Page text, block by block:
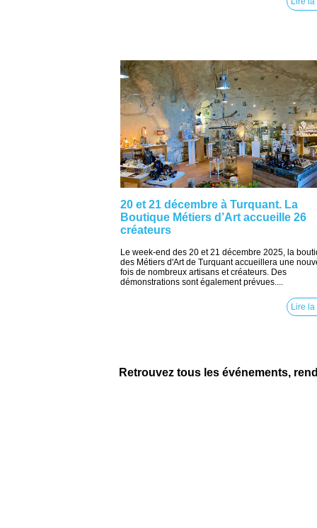
20 et 21 décembre à Turquant. La
Boutique Métiers d’Art accueille 26
créateurs
Le week-end des 20 et 21 décembre 2025, la
des Métiers d'Art de Turquant accueillera une
fois de nombreux artisans et créateurs. Des
démonstrations sont également prévues....
Lire la
Retrouvez tous les événements,